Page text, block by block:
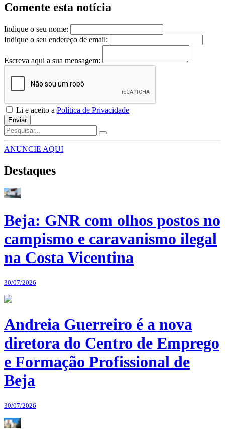
Comente esta notícia
Indique o seu nome:
Indique o seu endereço de email:
Escreva aqui a sua mensagem:
Li e aceito a Política de Privacidade
Enviar
ANUNCIE AQUI
Destaques
Beja: GNR com olhos postos no
campismo e caravanismo ilegal
na Costa Vicentina
30/07/2026
Andreia Guerreiro é a nova
diretora do Centro de Emprego
e Formação Profissional de
Beja
30/07/2026